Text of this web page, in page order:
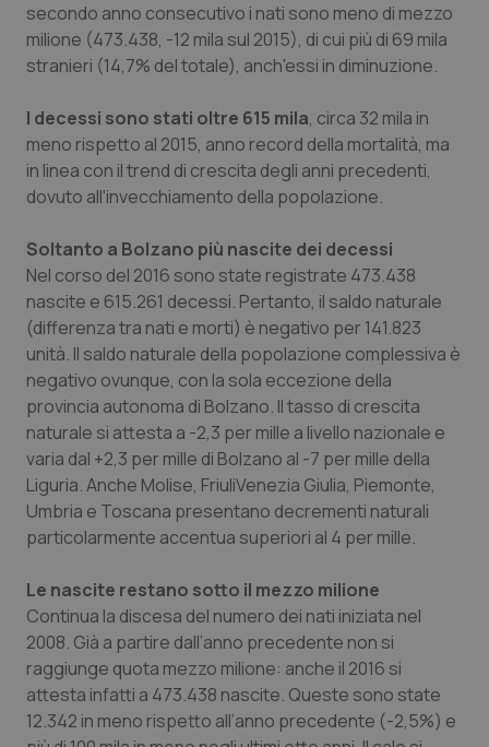
Sardegna
Toscana
Umbria
Valle D’Aosta
Veneto
Malattia di Crohn & Rettocolite Ulcerosa
Obesità
Oftalmologia
Oncodermatologia
Oncoematologia
Oncologia & Nutrizione
Psoriasi & pelle
Quotidiano Cardiologia
Quotidiano Chirurgia
Quotidiano Oncologia
Quotidiano Pediatria
Rene & patologie urogenitali
secondo anno consecutivo i nati sono meno di mezzo
milione (473.438, -12 mila sul 2015), di cui più di 69 mila
stranieri (14,7% del totale), anch'essi in diminuzione.
I decessi sono stati oltre 615 mila, circa 32 mila in
meno rispetto al 2015, anno record della mortalità, ma
in linea con il trend di crescita degli anni precedenti,
dovuto all'invecchiamento della popolazione.
Soltanto a Bolzano più nascite dei decessi
Nel corso del 2016 sono state registrate 473.438
nascite e 615.261 decessi. Pertanto, il saldo naturale
(differenza tra nati e morti) è negativo per 141.823
unità. Il saldo naturale della popolazione complessiva è
negativo ovunque, con la sola eccezione della
provincia autonoma di Bolzano. Il tasso di crescita
naturale si attesta a -2,3 per mille a livello nazionale e
varia dal +2,3 per mille di Bolzano al -7 per mille della
Liguria. Anche Molise, FriuliVenezia Giulia, Piemonte,
Umbria e Toscana presentano decrementi naturali
particolarmente accentua superiori al 4 per mille.
Le nascite restano sotto il mezzo milione
Continua la discesa del numero dei nati iniziata nel
2008. Già a partire dall’anno precedente non si
raggiunge quota mezzo milione: anche il 2016 si
attesta infatti a 473.438 nascite. Queste sono state
12.342 in meno rispetto all’anno precedente (-2,5%) e